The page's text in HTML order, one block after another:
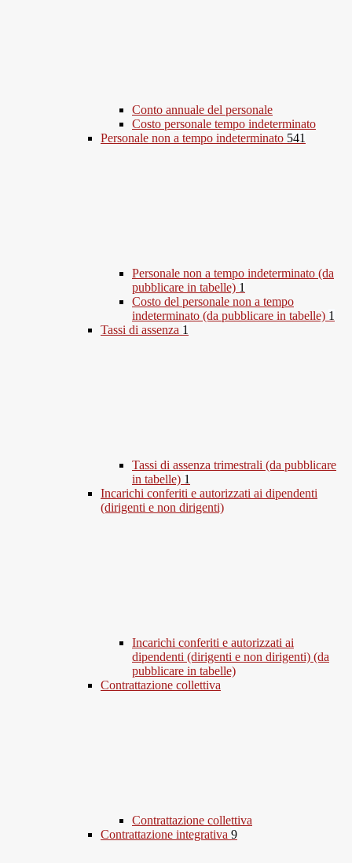
Conto annuale del personale
Costo personale tempo indeterminato
Personale non a tempo indeterminato 541
Personale non a tempo indeterminato (da
pubblicare in tabelle) 1
Costo del personale non a tempo
indeterminato (da pubblicare in tabelle) 1
Tassi di assenza 1
Tassi di assenza trimestrali (da pubblicare
in tabelle) 1
Incarichi conferiti e autorizzati ai dipendenti
(dirigenti e non dirigenti)
Incarichi conferiti e autorizzati ai
dipendenti (dirigenti e non dirigenti) (da
pubblicare in tabelle)
Contrattazione collettiva
Contrattazione collettiva
Contrattazione integrativa 9